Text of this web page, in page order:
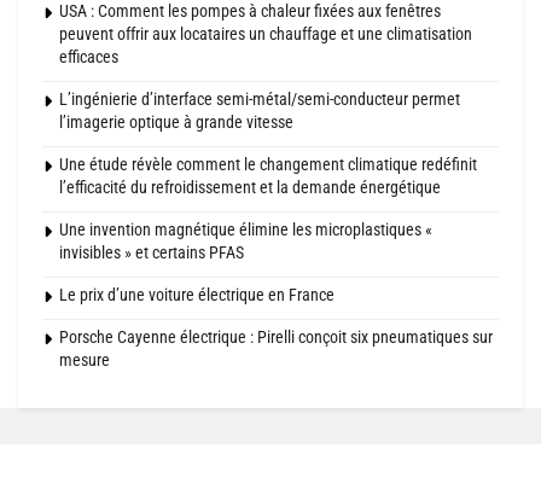
USA : Comment les pompes à chaleur fixées aux fenêtres
peuvent offrir aux locataires un chauffage et une climatisation
efficaces
L’ingénierie d’interface semi-métal/semi-conducteur permet
l’imagerie optique à grande vitesse
Une étude révèle comment le changement climatique redéfinit
l’efficacité du refroidissement et la demande énergétique
Une invention magnétique élimine les microplastiques «
invisibles » et certains PFAS
Le prix d’une voiture électrique en France
Porsche Cayenne électrique : Pirelli conçoit six pneumatiques sur
mesure